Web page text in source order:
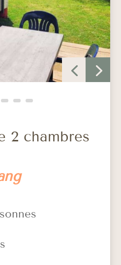
2 chambres